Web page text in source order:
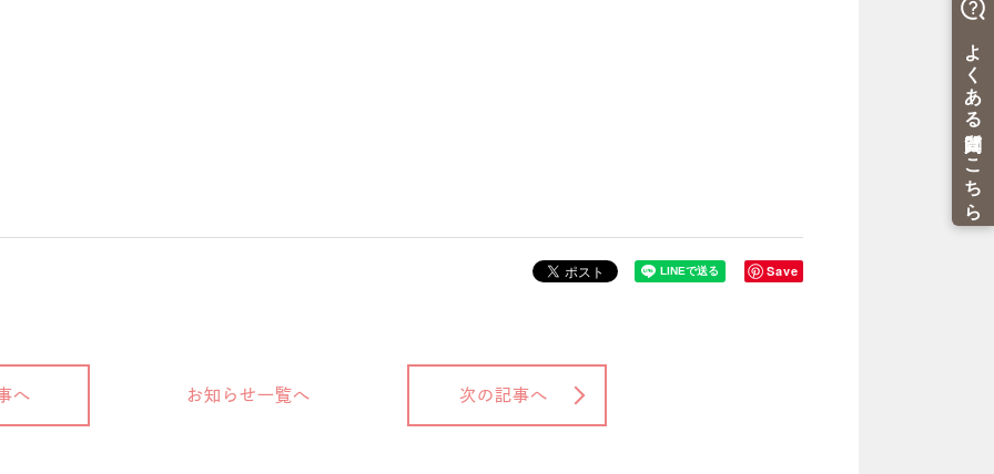
Save
へ お知らせ一覧へ 次の記事へ